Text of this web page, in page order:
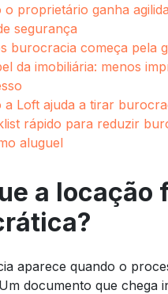
o proprietário ganha
segurança
burocracia começa pela
da imobiliária: menos
a Loft ajuda a tirar
rápido para reduzir
aluguel
a locação
aparece quando o
documento que chega